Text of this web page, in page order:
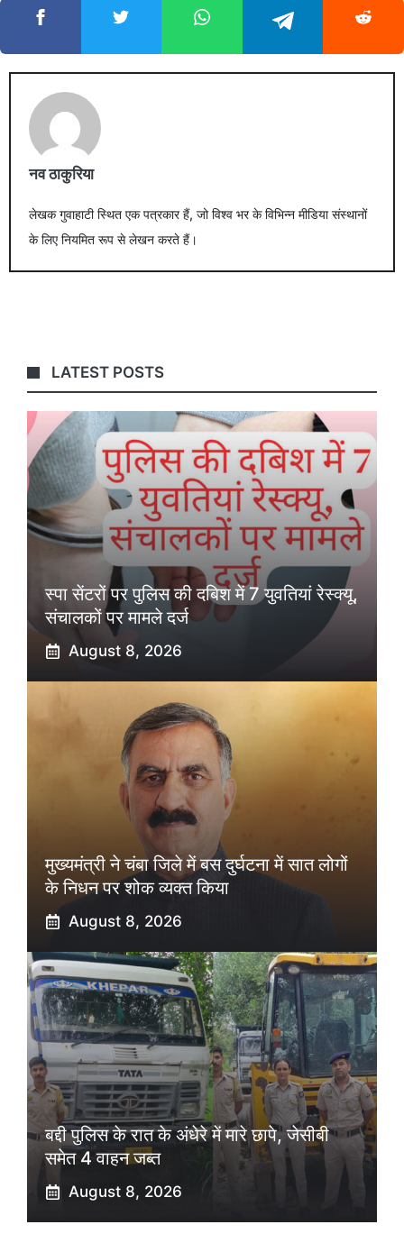
नव ठाकुरिया
लेखक गुवाहाटी स्थित एक पत्रकार हैं, जो विश्व भर के विभिन्न मीडिया संस्थानों
के लिए नियमित रूप से लेखन करते हैं।
LATEST POSTS
स्पा सेंटरों पर पुलिस की दबिश में 7 युवतियां रेस्क्यू,
संचालकों पर मामले दर्ज
August 8, 2026
मुख्यमंत्री ने चंबा जिले में बस दुर्घटना में सात लोगों
के निधन पर शोक व्यक्त किया
August 8, 2026
बद्दी पुलिस के रात के अंधेरे में मारे छापे, जेसीबी
समेत 4 वाहन जब्त
August 8, 2026